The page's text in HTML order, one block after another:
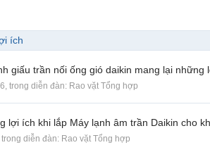
ích
giấu trần nối ống gió daikin mang lại những
, trong diễn đàn: Rao vặt Tổng hợp
lợi ích khi lắp Máy lạnh âm trần Daikin cho
trong diễn đàn: Rao vặt Tổng hợp